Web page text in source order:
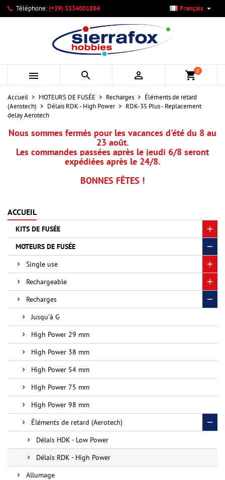
Téléphone:(+39) 3334001884 Français 
   shopping_cart0
Accueil MOTEURS DE FUSÉE Recharges
Éléments de retard
(Aerotech)
Délais RDK - High Power
RDK-35 Plus - Replacement
delay Aerotech
Nous sommes fermés pour les vacances d'été du 8 au
23 août.
Les commandes passées après le jeudi 6/8 seront
expédiées après le 24/8.
BONNES FÊTES !
ACCUEIL
KITS DE FUSÉE
MOTEURS DE FUSÉE
Single use
Rechargeable
Recharges
Jusqu'à G
High Power 29 mm
High Power 38 mm
High Power 54 mm
High Power 75 mm
High Power 98 mm
Éléments de retard (Aerotech)
Délais HDK - Low Power
Délais RDK - High Power
Allumage
Mes listes d'envies ×
Créer une nouvelle liste
Créer une liste d'envies ×
Nom de la liste d'envies
Annuler Créer une liste d'envies
Connexion ×
Vous devez être connecté pour ajouter des produits à votre
liste d'envies.
Annuler Connexion